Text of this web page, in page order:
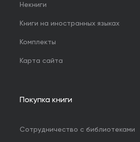
Некниги
Книги на иностранных языках
Комплекты
Карта сайта
Покупка книги
Сотрудничество с библиотеками